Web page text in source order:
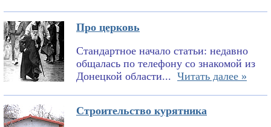
Про церковь
Стандартное начало статьи: недавно
общалась по телефону со знакомой из
Донецкой области... Читать далее »
Строительство курятника